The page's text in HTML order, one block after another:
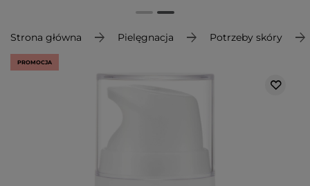
Strona główna Pielęgnacja Potrzeby skóry
PROMOCJA